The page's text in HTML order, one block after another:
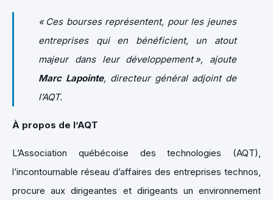
« Ces bourses représentent, pour les jeunes
entreprises qui en bénéficient, un atout
majeur dans leur développement », ajoute
Marc Lapointe, directeur général adjoint de
l’AQT.
À propos de l’AQT
L’Association québécoise des technologies (AQT),
l’incontournable réseau d’affaires des entreprises technos,
procure aux dirigeantes et dirigeants un environnement